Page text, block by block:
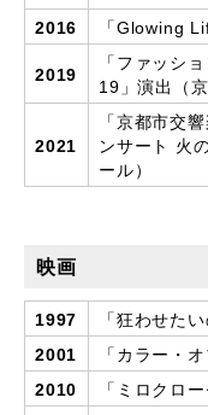
2016
「Glowing
2019
「ファッシ
19」演出（京
2021
「京都市交
ンサート 火
ール）
映画
1997
「狂わせた
2001
「カラー・
2010
「ミロクロ